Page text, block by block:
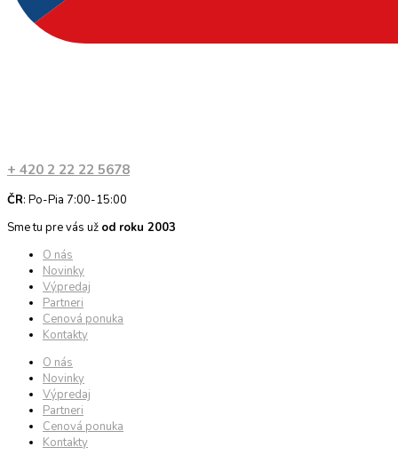
+ 420 2 22 22 5678
ČR: Po-Pia 7:00-15:00
Sme tu pre vás už od roku 2003
O nás
Novinky
Výpredaj
Partneri
Cenová ponuka
Kontakty
O nás
Novinky
Výpredaj
Partneri
Cenová ponuka
Kontakty